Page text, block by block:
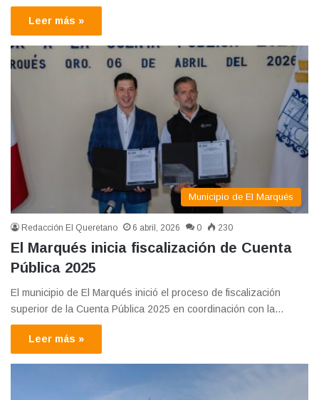
Leer más »
Municipio de El Marqués
Redacción El Queretano 6 abril, 2026 0 230
El Marqués inicia fiscalización de Cuenta
Pública 2025
El municipio de El Marqués inició el proceso de fiscalización
superior de la Cuenta Pública 2025 en coordinación con la…
Leer más »